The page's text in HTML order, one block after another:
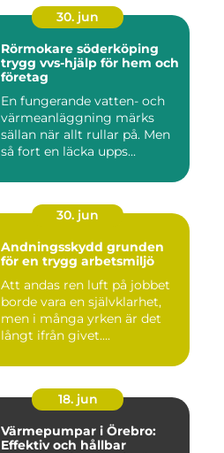
30. jun
Rörmokare söderköping
trygg vvs-hjälp för hem och
företag
En fungerande vatten- och
värmeanläggning märks
sällan när allt rullar på. Men
så fort en läcka upps...
30. jun
Andningsskydd grunden
för en trygg arbetsmiljö
Att andas ren luft på jobbet
borde vara en självklarhet,
men i många yrken är det
långt ifrån givet....
18. jun
Värmepumpar i Örebro:
Effektiv och hållbar